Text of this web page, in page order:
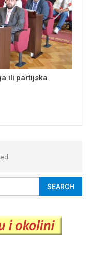
ili partijska